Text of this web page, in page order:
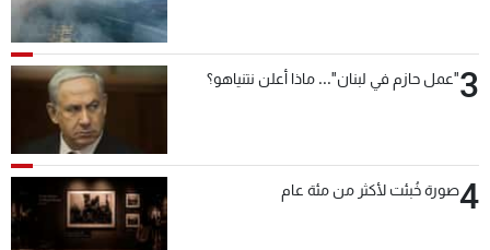
3"عمل حازم في لبنان"... ماذا أعلن نتنياهو؟
4صورة خُبئت لأكثر من مئة عام